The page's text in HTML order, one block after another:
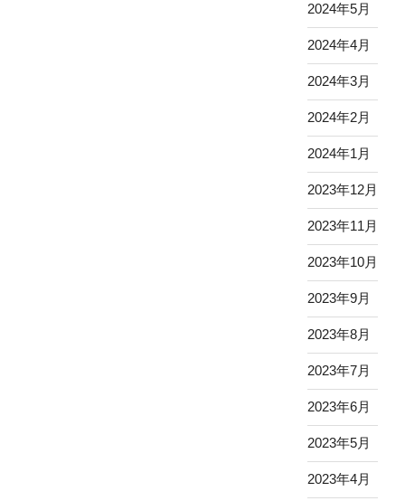
2024年5月
2024年4月
2024年3月
2024年2月
2024年1月
2023年12月
2023年11月
2023年10月
2023年9月
2023年8月
2023年7月
2023年6月
2023年5月
2023年4月